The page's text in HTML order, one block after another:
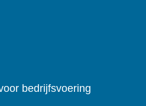
bedrijfsvoering